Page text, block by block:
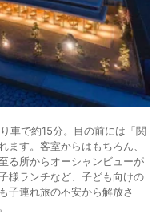
車で約15分。目の前には「関
ます。客室からはもちろん、
る所からオーシャンビューが
様ランチなど、子ども向けの
子連れ旅の不安から解放さ